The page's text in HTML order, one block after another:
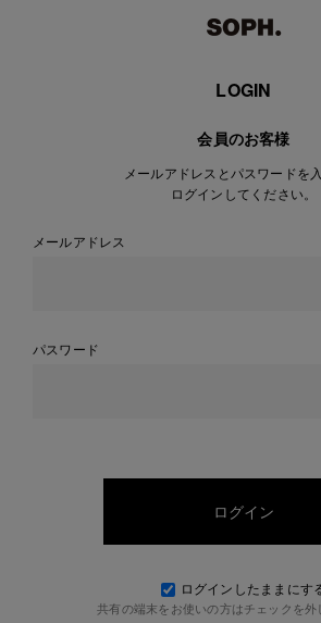
LOGIN
会員のお客様
メールアドレスとパスワードを
ログインしてください。
メールアドレス
パスワード
ログインしたままにす
共有の端末をお使いの方はチェックを外